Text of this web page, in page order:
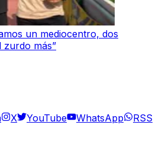
un mediocentro, dos
más”
X YouTube WhatsApp RSS